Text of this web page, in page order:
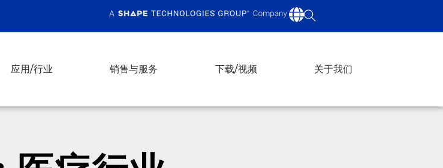
应用/行业 销售与服务 下载/视频 关于我们